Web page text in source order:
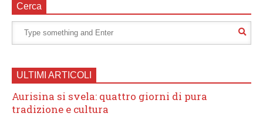
Cerca
ULTIMI ARTICOLI
Aurisina si svela: quattro giorni di pura
tradizione e cultura